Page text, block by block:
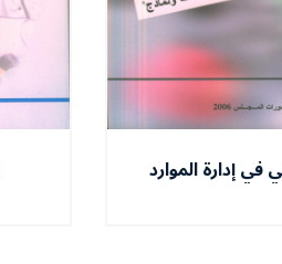
إدارة الموارد